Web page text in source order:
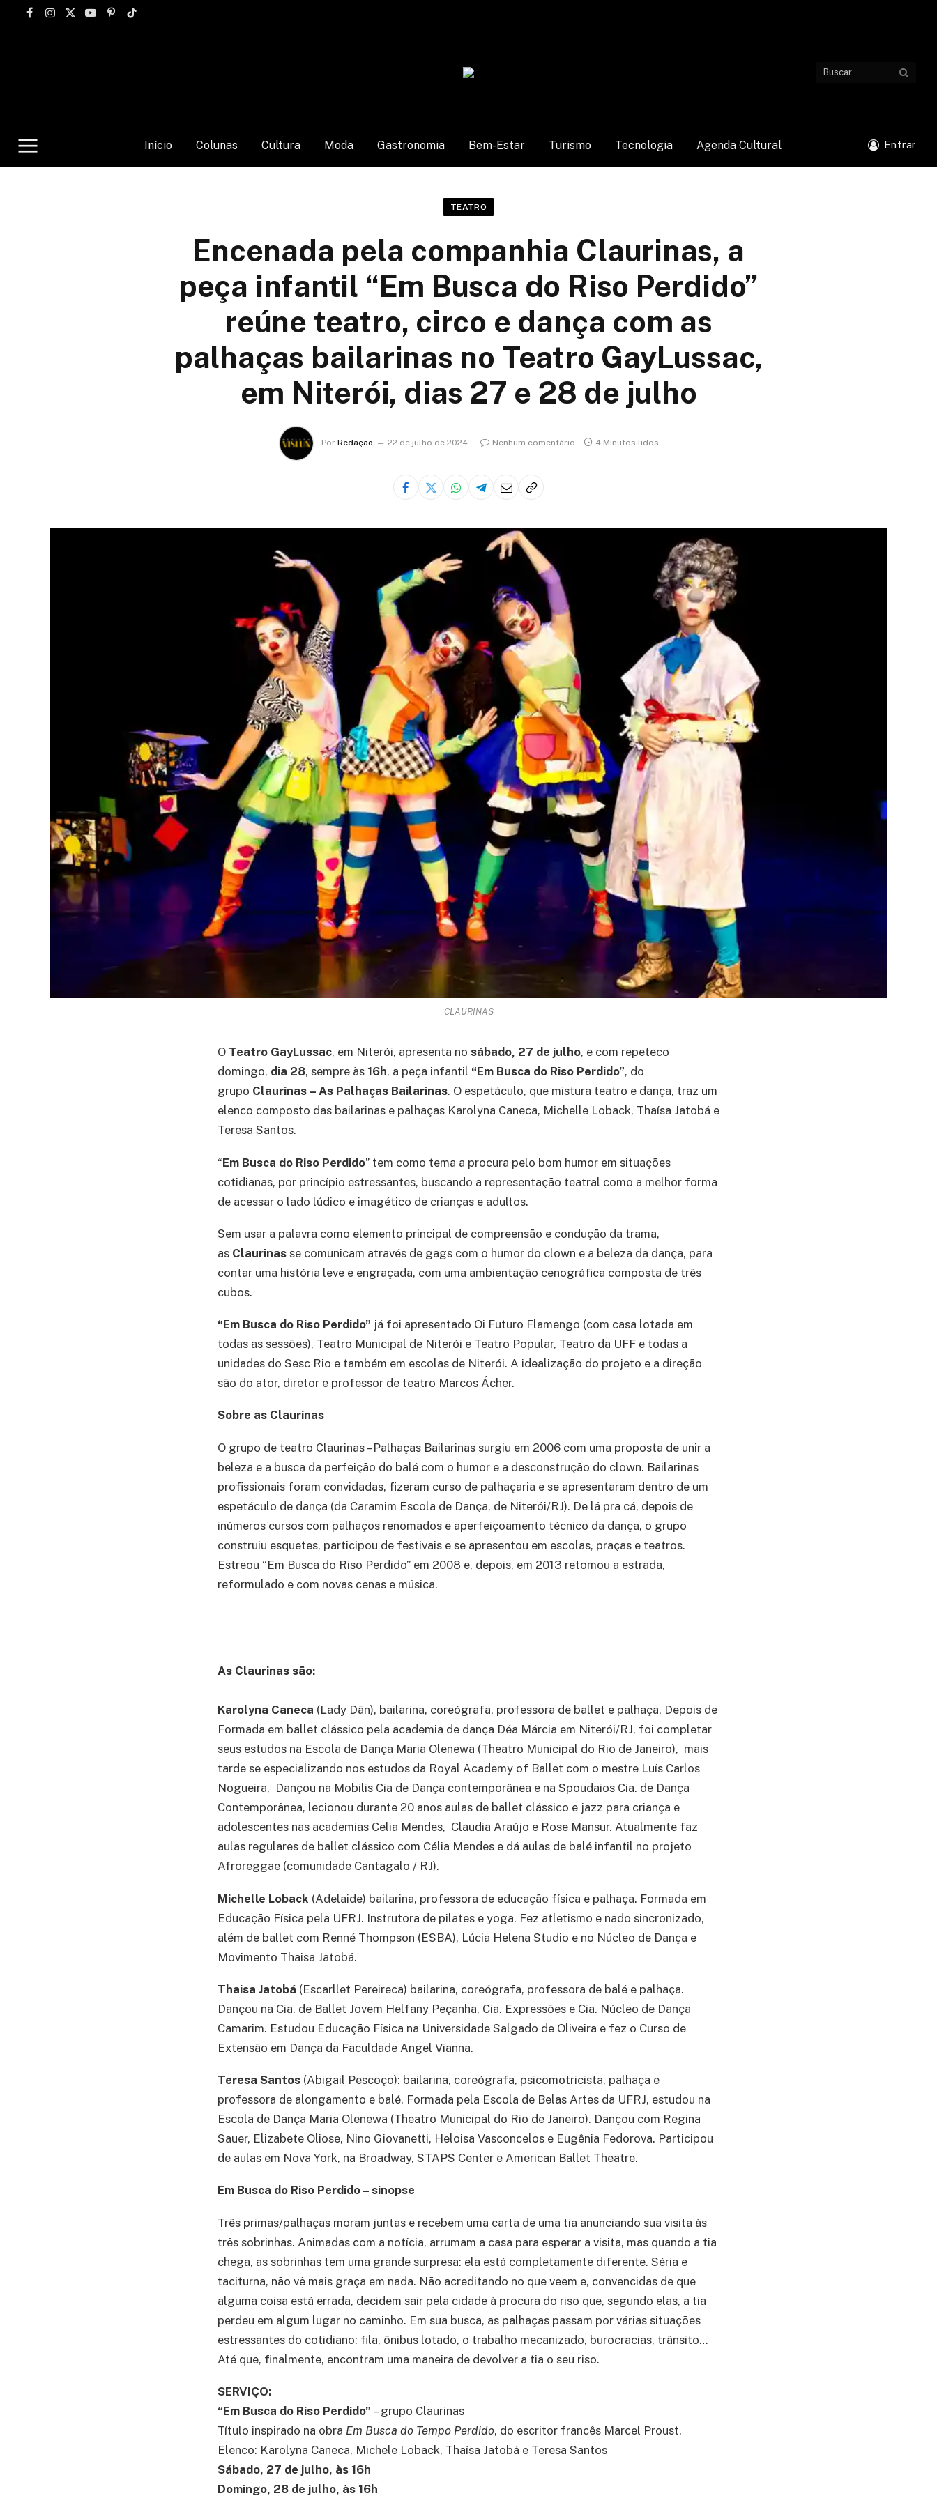
Facebook
Instagram
X
YouTubePinterest
TikTok
Início Colunas Cultura Moda Gastronomia Bem-Estar Turismo Tecnologia Agenda Cultural Entrar
TEATRO
Encenada pela companhia Claurinas, a
peça infantil “Em Busca do Riso Perdido”
reúne teatro, circo e dança com as
palhaças bailarinas no Teatro GayLussac,
em Niterói, dias 27 e 28 de julho
Por Redação 22 de julho de 2024 Nenhum comentário 4 Minutos lidos
CLAURINAS
O Teatro GayLussac, em Niterói, apresenta no sábado, 27 de julho, e com repeteco
domingo, dia 28, sempre às 16h, a peça infantil “Em Busca do Riso Perdido”, do
grupo Claurinas – As Palhaças Bailarinas. O espetáculo, que mistura teatro e dança, traz um
elenco composto das bailarinas e palhaças Karolyna Caneca, Michelle Loback, Thaísa Jatobá e
Teresa Santos.
“Em Busca do Riso Perdido” tem como tema a procura pelo bom humor em situações
cotidianas, por princípio estressantes, buscando a representação teatral como a melhor forma
de acessar o lado lúdico e imagético de crianças e adultos.
Sem usar a palavra como elemento principal de compreensão e condução da trama,
as Claurinas se comunicam através de gags com o humor do clown e a beleza da dança, para
contar uma história leve e engraçada, com uma ambientação cenográfica composta de três
cubos.
“Em Busca do Riso Perdido” já foi apresentado Oi Futuro Flamengo (com casa lotada em
todas as sessões), Teatro Municipal de Niterói e Teatro Popular, Teatro da UFF e todas a
unidades do Sesc Rio e também em escolas de Niterói. A idealização do projeto e a direção
são do ator, diretor e professor de teatro Marcos Ácher.
Sobre as Claurinas
O grupo de teatro Claurinas – Palhaças Bailarinas surgiu em 2006 com uma proposta de unir a
beleza e a busca da perfeição do balé com o humor e a desconstrução do clown. Bailarinas
profissionais foram convidadas, fizeram curso de palhaçaria e se apresentaram dentro de um
espetáculo de dança (da Caramim Escola de Dança, de Niterói/RJ). De lá pra cá, depois de
inúmeros cursos com palhaços renomados e aperfeiçoamento técnico da dança, o grupo
construiu esquetes, participou de festivais e se apresentou em escolas, praças e teatros.
Estreou “Em Busca do Riso Perdido” em 2008 e, depois, em 2013 retomou a estrada,
reformulado e com novas cenas e música.
As Claurinas são:
Karolyna Caneca (Lady Dãn), bailarina, coreógrafa, professora de ballet e palhaça, Depois de
Formada em ballet clássico pela academia de dança Déa Márcia em Niterói/RJ, foi completar
seus estudos na Escola de Dança Maria Olenewa (Theatro Municipal do Rio de Janeiro), mais
tarde se especializando nos estudos da Royal Academy of Ballet com o mestre Luís Carlos
Nogueira, Dançou na Mobilis Cia de Dança contemporânea e na Spoudaios Cia. de Dança
Contemporânea, lecionou durante 20 anos aulas de ballet clássico e jazz para criança e
adolescentes nas academias Celia Mendes, Claudia Araújo e Rose Mansur. Atualmente faz
aulas regulares de ballet clássico com Célia Mendes e dá aulas de balé infantil no projeto
Afroreggae (comunidade Cantagalo / RJ).
Michelle Loback (Adelaide) bailarina, professora de educação física e palhaça. Formada em
Educação Física pela UFRJ. Instrutora de pilates e yoga. Fez atletismo e nado sincronizado,
além de ballet com Renné Thompson (ESBA), Lúcia Helena Studio e no Núcleo de Dança e
Movimento Thaisa Jatobá.
Thaisa Jatobá (Escarllet Pereireca) bailarina, coreógrafa, professora de balé e palhaça.
Dançou na Cia. de Ballet Jovem Helfany Peçanha, Cia. Expressões e Cia. Núcleo de Dança
Camarim. Estudou Educação Física na Universidade Salgado de Oliveira e fez o Curso de
Extensão em Dança da Faculdade Angel Vianna.
Teresa Santos (Abigail Pescoço): bailarina, coreógrafa, psicomotricista, palhaça e
professora de alongamento e balé. Formada pela Escola de Belas Artes da UFRJ, estudou na
Escola de Dança Maria Olenewa (Theatro Municipal do Rio de Janeiro). Dançou com Regina
Sauer, Elizabete Oliose, Nino Giovanetti, Heloisa Vasconcelos e Eugênia Fedorova. Participou
de aulas em Nova York, na Broadway, STAPS Center e American Ballet Theatre.
Em Busca do Riso Perdido – sinopse
Três primas/palhaças moram juntas e recebem uma carta de uma tia anunciando sua visita às
três sobrinhas. Animadas com a notícia, arrumam a casa para esperar a visita, mas quando a tia
chega, as sobrinhas tem uma grande surpresa: ela está completamente diferente. Séria e
taciturna, não vê mais graça em nada. Não acreditando no que veem e, convencidas de que
alguma coisa está errada, decidem sair pela cidade à procura do riso que, segundo elas, a tia
perdeu em algum lugar no caminho. Em sua busca, as palhaças passam por várias situações
estressantes do cotidiano: fila, ônibus lotado, o trabalho mecanizado, burocracias, trânsito…
Até que, finalmente, encontram uma maneira de devolver a tia o seu riso.
SERVIÇO:
“Em Busca do Riso Perdido” – grupo Claurinas
Título inspirado na obra Em Busca do Tempo Perdido, do escritor francês Marcel Proust.
Elenco: Karolyna Caneca, Michele Loback, Thaísa Jatobá e Teresa Santos
Sábado, 27 de julho, às 16h
Domingo, 28 de julho, às 16h